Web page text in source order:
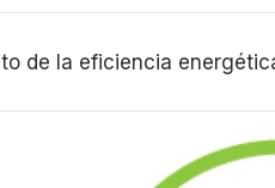
de la eficiencia